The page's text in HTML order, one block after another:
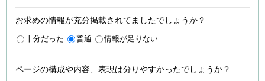
お求めの情報が充分掲載されてましたでしょうか？
十分だった 普通 情報が足りない
ページの構成や内容、表現は分りやすかったでしょうか？